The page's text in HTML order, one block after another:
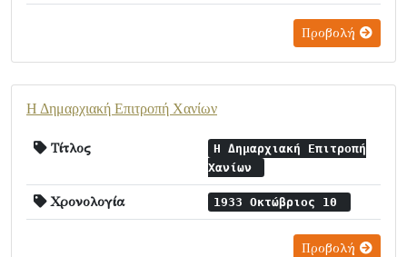
Προβολή
Η Δημαρχιακή Επιτροπή Χανίων
Τίτλος
Η Δημαρχιακή Επιτροπή
Χανίων
Χρονολογία 1933 Οκτώβριος 10
Προβολή